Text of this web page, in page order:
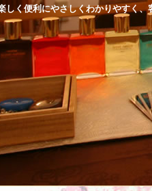
しく便利にやさしくわかりやすく